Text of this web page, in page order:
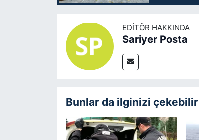
EDITÖR HAKKINDA
Sariyer Posta
Bunlar da ilginizi çekebilir